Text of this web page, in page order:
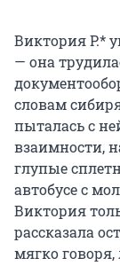
Виктория Р.*
— она
словам
пыталась с
взаимности,
глупые
автобусе с
Виктория
рассказала
мягко